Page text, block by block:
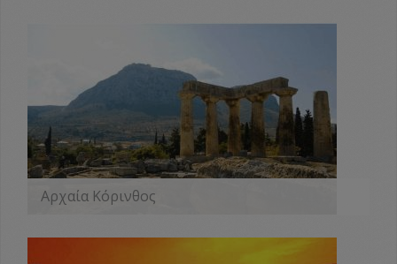
Αρχαία Κόρινθος